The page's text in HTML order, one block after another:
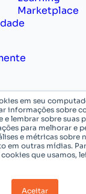
em seu
informações sobre
e lembrar sobre suas
para melhorar e
e métricas sobre
em outras mídias.
que usamos,
Aceitar
Marketplace
ou suas